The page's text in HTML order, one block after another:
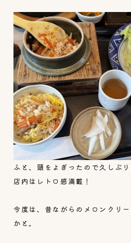
ふと、頭をよぎったので久しぶり
店内はレトロ感満載！
今度は、昔ながらのメロンクリ
かと。